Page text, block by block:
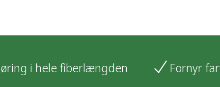
i hele fiberlængden Fornyr